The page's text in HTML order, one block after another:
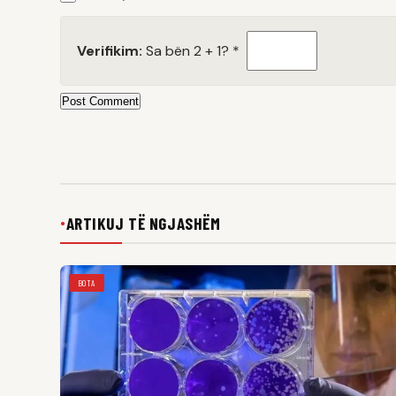
Verifikim: Sa bën 2 + 1? *
Post Comment
●ARTIKUJ TË NGJASHËM
BOTA